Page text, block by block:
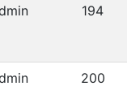
194
200